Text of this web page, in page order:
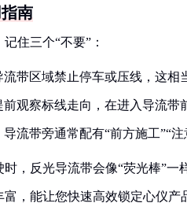
南
住三个“不要”：
流带区域禁止停车或压线，这相
前观察标线走向，在进入导流带
导流带旁通常配有“前方施工”“
，反光导流带会像“荧光棒”一
，能让您快速高效锁定心仪产